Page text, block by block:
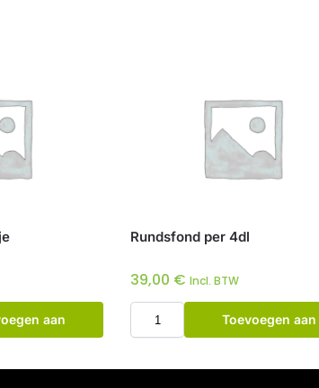
aan
Rundsfond per 4dl
39,00 € Incl. BTW
Toevoegen aan